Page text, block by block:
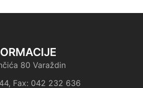
80 Varaždin
Fax: 042 232 636